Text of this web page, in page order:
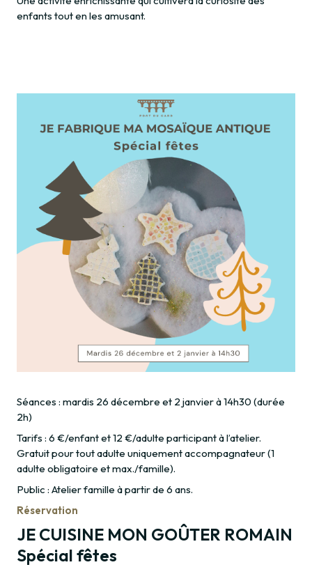
enfants tout en les amusant.
Séances : mardis 26 décembre et 2 janvier à 14h30 (durée
2h)
Tarifs : 6 €/enfant et 12 €/adulte participant à l’atelier.
Gratuit pour tout adulte uniquement accompagnateur (1
adulte obligatoire et max./famille).
Public : Atelier famille à partir de 6 ans.
Réservation
JE CUISINE MON GOÛTER ROMAIN
Spécial fêtes